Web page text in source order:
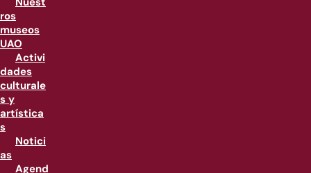
ros
museos
UAO
Activi
dades
culturale
s y
artística
s
Notici
as
Agend